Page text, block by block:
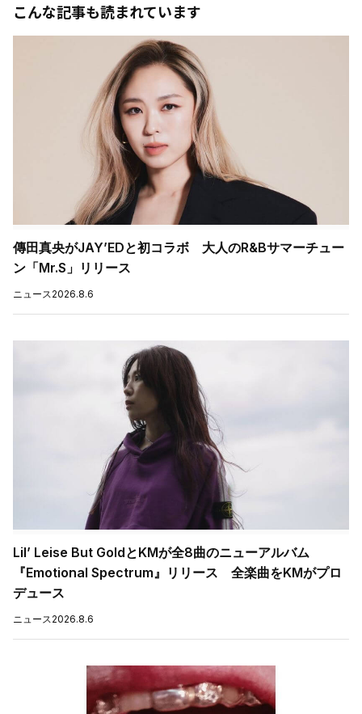
こんな記事も読まれています
傳田真央がJAY’EDと初コラボ 大人のR&Bサマーチュー
ン「Mr.S」リリース
ニュース2026.8.6
Lil’ Leise But GoldとKMが全8曲のニューアルバム
『Emotional Spectrum』リリース 全楽曲をKMがプロ
デュース
ニュース2026.8.6